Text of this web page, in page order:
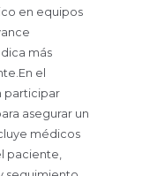
en equipos
más
el
participar
asegurar un
médicos
paciente,